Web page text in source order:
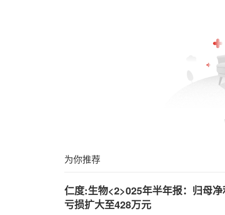
为你推荐
仁度:生物<2>025年半年报：归母
亏损扩大至428万元